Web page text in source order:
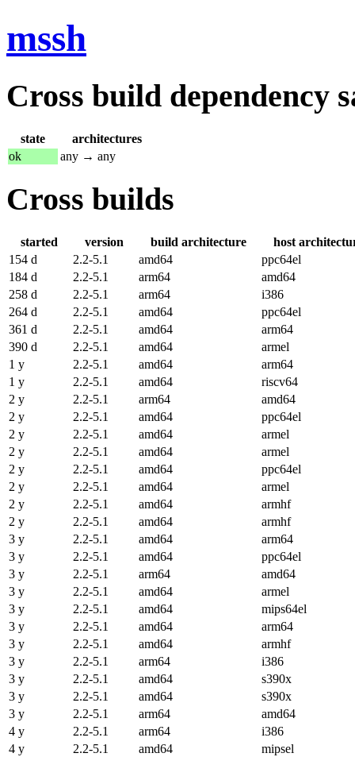
mssh
Cross build dependency
state
architectures
ok
any → any
Cross builds
started version build architecture
host
154 d
2.2-5.1 amd64
ppc64el
184 d
2.2-5.1 arm64
amd64
258 d
2.2-5.1 arm64
i386
264 d
2.2-5.1 amd64
ppc64el
361 d
2.2-5.1 amd64
arm64
390 d
2.2-5.1 amd64
armel
1 y
2.2-5.1 amd64
arm64
1 y
2.2-5.1 amd64
riscv64
2 y
2.2-5.1 arm64
amd64
2 y
2.2-5.1 amd64
ppc64el
2 y
2.2-5.1 amd64
armel
2 y
2.2-5.1 amd64
armel
2 y
2.2-5.1 amd64
ppc64el
2 y
2.2-5.1 amd64
armel
2 y
2.2-5.1 amd64
armhf
2 y
2.2-5.1 amd64
armhf
3 y
2.2-5.1 amd64
arm64
3 y
2.2-5.1 amd64
ppc64el
3 y
2.2-5.1 arm64
amd64
3 y
2.2-5.1 amd64
armel
3 y
2.2-5.1 amd64
mips64el
3 y
2.2-5.1 amd64
arm64
3 y
2.2-5.1 amd64
armhf
3 y
2.2-5.1 arm64
i386
3 y
2.2-5.1 amd64
s390x
3 y
2.2-5.1 amd64
s390x
3 y
2.2-5.1 arm64
amd64
4 y
2.2-5.1 arm64
i386
4 y
2.2-5.1 amd64
mipsel